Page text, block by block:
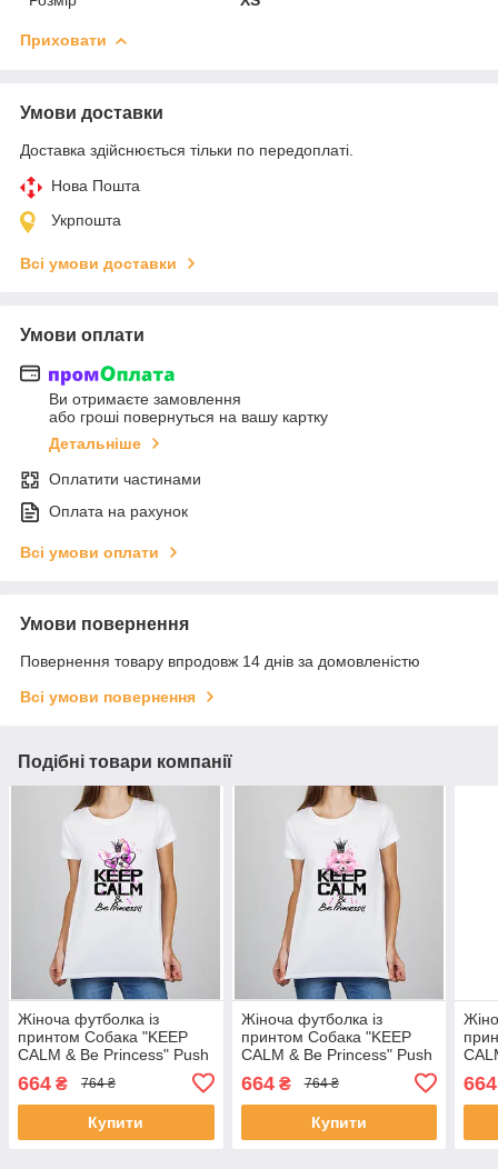
Приховати
Умови доставки
Доставка здійснюється тільки по передоплаті.
Нова Пошта
Укрпошта
Всі умови доставки
Умови оплати
Ви отримаєте замовлення
або гроші повернуться на вашу картку
Детальніше
Оплатити частинами
Оплата на рахунок
Всі умови оплати
Умови повернення
Повернення товару впродовж 14 днів за домовленістю
Всі умови повернення
Подібні товари компанії
Жіноча футболка із
принтом Собака "KEEP
CALM & Be Princess" Push
664 ₴ 764 ₴
Купити
Жіноча футболка із
принтом Собака "KEEP
CALM & Be Princess" Push
664₴ 764 ₴
Купити
664